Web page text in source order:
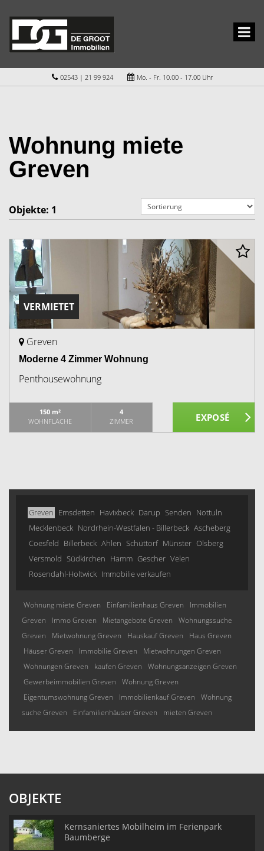
02543 | 21 99 924 Mo. - Fr. 10.00 - 17.00 Uhr
Wohnung miete
Greven
Objekte: 1
VERMIETET
Greven
Moderne 4 Zimmer Wohnung
Penthousewohnung
150 m²
WOHNFLÄCHE
4
ZIMMER
Greven Emsdetten Havixbeck Darup Senden Nottuln
Mecklenbeck Nordrhein-Westfalen - Billerbeck Ascheberg
Coesfeld Billerbeck Ahlen Schüttorf Münster Olsberg
Versmold Südkirchen Hamm Gescher Velen
Rosendahl-Holtwick Immobilie verkaufen
Wohnung miete Greven Einfamilienhaus Greven
Immobilien
Greven
Immo Greven Mietangebote Greven
Wohnungssuche
Greven
Mietwohnung Greven Hauskauf Greven
Haus Greven
Häuser Greven
Immobilie Greven
Mietwohnungen Greven
Wohnungen Greven
kaufen Greven
Wohnungsanzeigen Greven
Gewerbeimmobilien Greven
Wohnung Greven
Eigentumswohnung Greven
Immobilienkauf Greven
Wohnung
suche Greven
Einfamilienhäuser Greven mieten Greven
OBJEKTE
Kernsaniertes Mobilheim im Ferienpark
Baumberge